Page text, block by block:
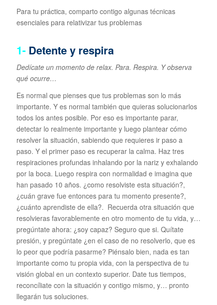
Para tu práctica, comparto contigo algunas técnicas
esenciales para relativizar tus problemas
1- Detente y respira
Dedícate un momento de relax. Para. Respira. Y observa
qué ocurre…
Es normal que pienses que tus problemas son lo más
importante. Y es normal también que quieras solucionarlos
todos los antes posible. Por eso es importante parar,
detectar lo realmente importante y luego plantear cómo
resolver la situación, sabiendo que requieres ir paso a
paso. Y el primer paso es recuperar la calma. Haz tres
respiraciones profundas inhalando por la nariz y exhalando
por la boca. Luego respira con normalidad e imagina que
han pasado 10 años. ¿como resolviste esta situación?,
¿cuán grave fue entonces para tu momento presente?,
¿cuánto aprendiste de ella?. Recuerda otra situación que
resolvieras favorablemente en otro momento de tu vida, y…
pregúntate ahora: ¿soy capaz? Seguro que si. Quítate
presión, y pregúntate ¿en el caso de no resolverlo, que es
lo peor que podría pasarme? Piénsalo bien, nada es tan
importante como tu propia vida, con la perspectiva de tu
visión global en un contexto superior. Date tus tiempos,
reconcíliate con la situación y contigo mismo, y… pronto
llegarán tus soluciones.